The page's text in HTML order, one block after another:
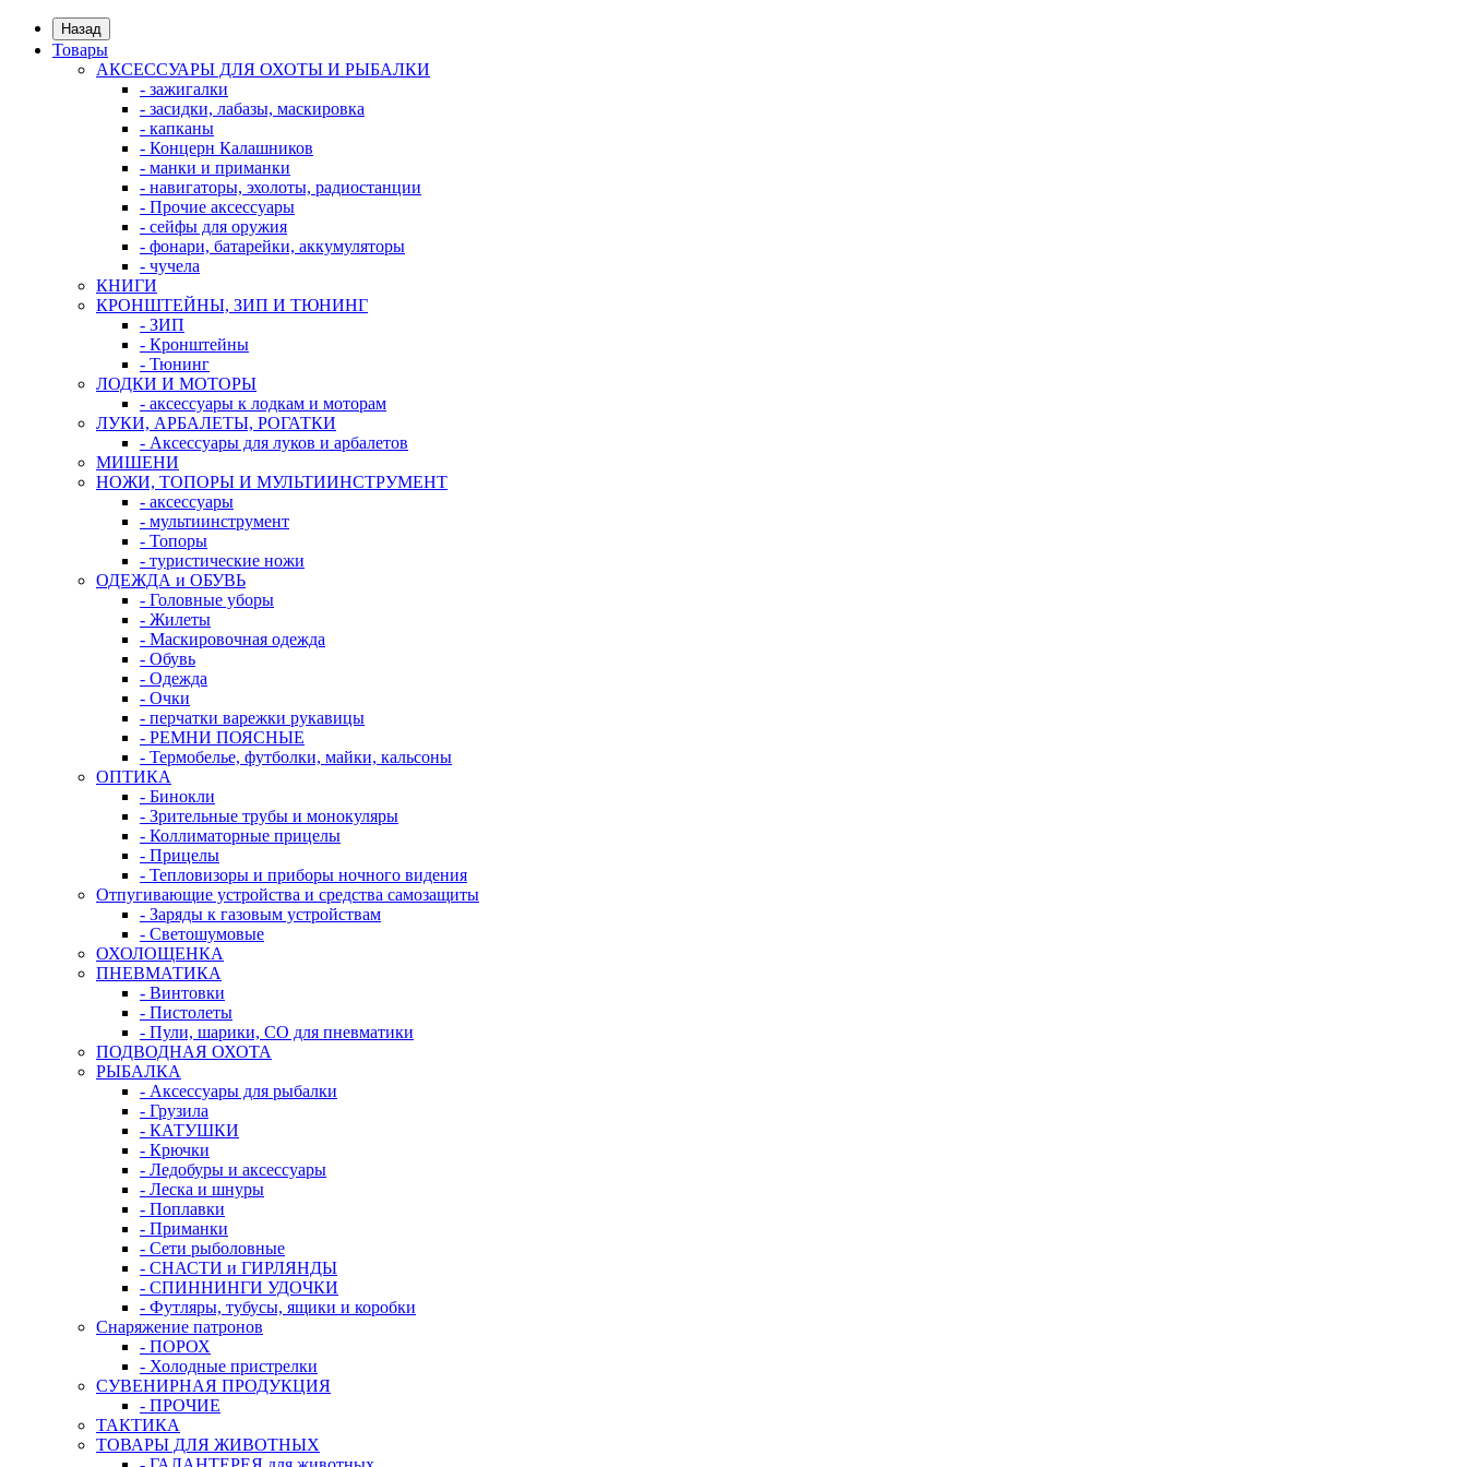
Назад
Товары
АКСЕССУАРЫ ДЛЯ ОХОТЫ И РЫБАЛКИ
- зажигалки
- засидки, лабазы, маскировка
- капканы
- Концерн Калашников
- манки и приманки
- навигаторы, эхолоты, радиостанции
- Прочие аксессуары
- сейфы для оружия
- фонари, батарейки, аккумуляторы
- чучела
КНИГИ
КРОНШТЕЙНЫ, ЗИП И ТЮНИНГ
- ЗИП
- Кронштейны
- Тюнинг
ЛОДКИ И МОТОРЫ
- аксессуары к лодкам и моторам
ЛУКИ, АРБАЛЕТЫ, РОГАТКИ
- Аксессуары для луков и арбалетов
МИШЕНИ
НОЖИ, ТОПОРЫ И МУЛЬТИИНСТРУМЕНТ
- аксессуары
- мультиинструмент
- Топоры
- туристические ножи
ОДЕЖДА и ОБУВЬ
- Головные уборы
- Жилеты
- Маскировочная одежда
- Обувь
- Одежда
- Очки
- перчатки варежки рукавицы
- РЕМНИ ПОЯСНЫЕ
- Термобелье, футболки, майки, кальсоны
ОПТИКА
- Бинокли
- Зрительные трубы и монокуляры
- Коллиматорные прицелы
- Прицелы
- Тепловизоры и приборы ночного видения
Отпугивающие устройства и средства самозащиты
- Заряды к газовым устройствам
- Светошумовые
ОХОЛОЩЕНКА
ПНЕВМАТИКА
- Винтовки
- Пистолеты
- Пули, шарики, СО для пневматики
ПОДВОДНАЯ ОХОТА
РЫБАЛКА
- Аксессуары для рыбалки
- Грузила
- КАТУШКИ
- Крючки
- Ледобуры и аксессуары
- Леска и шнуры
- Поплавки
- Приманки
- Сети рыболовные
- СНАСТИ и ГИРЛЯНДЫ
- СПИННИНГИ УДОЧКИ
- Футляры, тубусы, ящики и коробки
Снаряжение патронов
- ПОРОХ
- Холодные пристрелки
СУВЕНИРНАЯ ПРОДУКЦИЯ
- ПРОЧИЕ
ТАКТИКА
ТОВАРЫ ДЛЯ ЖИВОТНЫХ